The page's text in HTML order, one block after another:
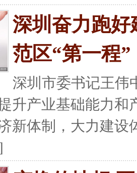
深圳奋力跑
范区“第一程”
深圳市委书记王伟
升产业基础能力
新体制，大力建